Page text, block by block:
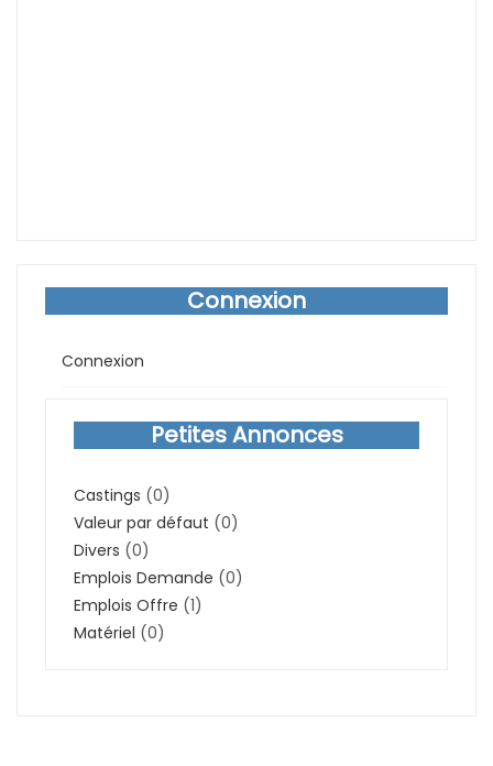
Connexion
Connexion
Petites Annonces
Castings (0)
Valeur par défaut (0)
Divers (0)
Emplois Demande (0)
Emplois Offre (1)
Matériel (0)